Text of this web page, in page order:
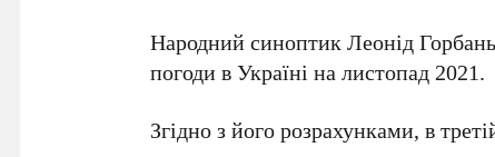
Народний синоптик Леонід
погоди в Україні на листопад 2021.
Згідно з його розрахунками, в